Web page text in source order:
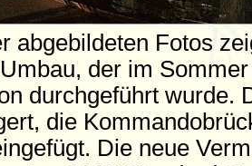
abgebildeten Fotos
der im
durchgeführt wurde.
die
Die neue